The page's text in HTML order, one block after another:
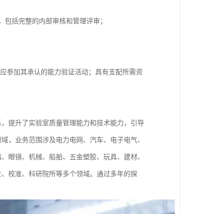
括完整的内部审核和管理评审；
参加其承认的能力验证活动；具有支配所需资
提升了实验室质量管理能力和技术能力，引导
，业务范围涉及电力电网、汽车、电子电气、
眼镜、机械、船舶、五金塑胶、玩具、建材、
校准、科研院所等多个领域。通过多年的探